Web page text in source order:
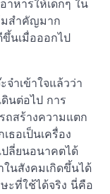
าหารให้เด็กๆ ใน
มสำคัญมาก
ขึ้นเมื่อออกไป
าเข้าใจแล้วว่า
นต่อไป การ
ถสร้างความแตก
ธอเป็นเครื่อง
ลี่ยนอนาคตได้
นสังคมเกิดขึ้นได้
ะที่ใช้ได้จริง นี่คือ